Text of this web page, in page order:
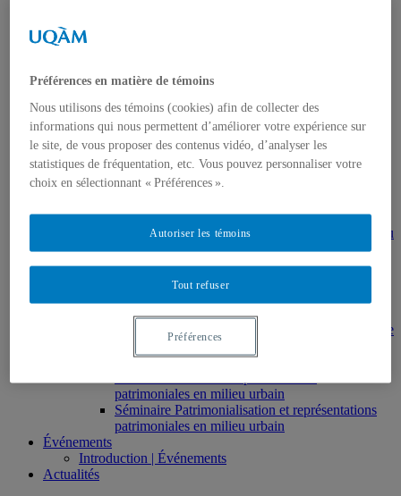
Muséologie, médiation et patrimoine
HAR2644 – Animation, communications,
gestion en patrimoine
Direction de thèses et de mémoires
Stages
Archives
MDT8001 – Épistémologie des études
touristiques
MSL9005 – La patrimonialisation
EUR7102 – Dimensions sociales et culturelles du
tourisme
EUR8216 – Méthodes d’analyse du cadre bâti
EUR8460 – Patrimoine et requalification des
EUR8511 – Patrimoine et développement local
EUT1065 – Gestion et valorisation du patrimoine
Séminaire d’exploration en études urbaines –
patrimoniales en milieu urbain
Séminaire Patrimonialisation et représentations
patrimoniales en milieu urbain
Événements
Introduction | Événements
Actualités
Préférences en matière de témoins
Nous utilisons des témoins (cookies) afin de collecter des
informations qui nous permettent d’améliorer votre expérience sur
le site, de vous proposer des contenus vidéo, d’analyser les
statistiques de fréquentation, etc. Vous pouvez personnaliser votre
choix en sélectionnant « Préférences ».
Tout refuser
Autoriser les témoins
Préférences